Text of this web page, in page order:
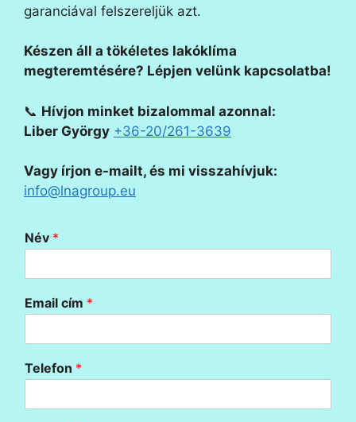
garanciával felszereljük azt.
Készen áll a tökéletes lakóklíma
megteremtésére? Lépjen velünk kapcsolatba!
📞 Hívjon minket bizalommal azonnal:
Liber György +36-20/261-3639
Vagy írjon e-mailt, és mi visszahívjuk:
info@lnagroup.eu
Név *
Email cím *
Telefon *